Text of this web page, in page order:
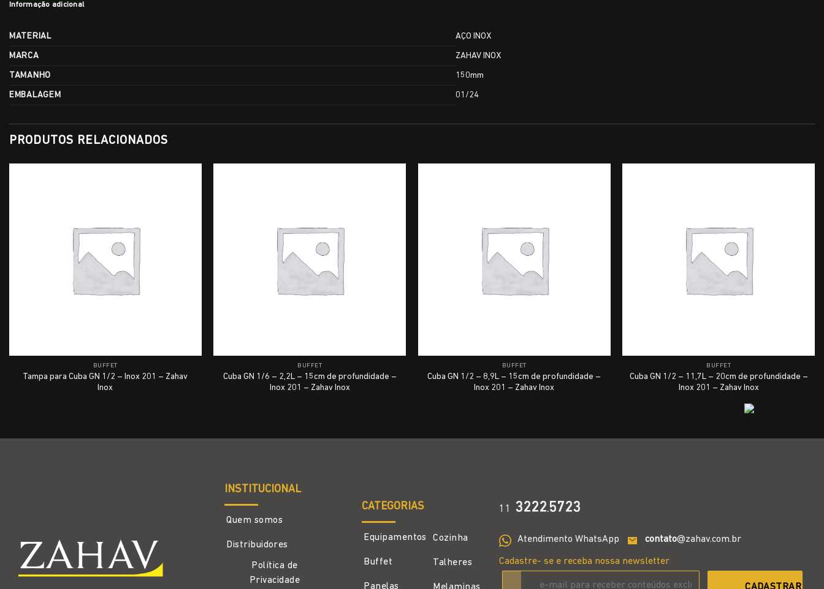
Informação adicional
MATERIAL AÇO INOX
MARCA ZAHAV INOX
TAMANHO 150mm
EMBALAGEM 01/24
PRODUTOS RELACIONADOS
BUFFET
Tampa para Cuba GN 1/2 – Inox 201 – Zahav
Inox
BUFFET
Cuba GN 1/6 – 2,2L – 15cm de profundidade –
Inox 201 – Zahav Inox
BUFFET
Cuba GN 1/2 – 8,9L – 15cm de profundidade –
Inox 201 – Zahav Inox
BUFFET
Cuba GN 1/2 – 11,7L – 20cm de profundidade –
Inox 201 – Zahav Inox
INSTITUCIONAL
Quem somos
Distribuidores
Política de
Privacidade
CATEGORIAS
Equipamentos
Buffet
Panelas
Cozinha
Talheres
11 3222.5723
Atendimento WhatsApp contato@zahav.com.br
Cadastre- se e receba nossa newsletter